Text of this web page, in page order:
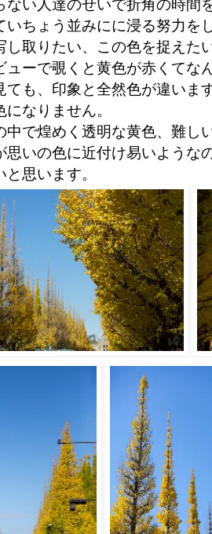
ない人達のせいで折角の時間
いちょう並みにに浸る努力を
し取りたい、この色を捉えた
ューで覗くと黄色が赤くて
ても、印象と全然色が違い
なりません。
中で煌めく透明な黄色、難
思いの色に近付け易いような
と思います。